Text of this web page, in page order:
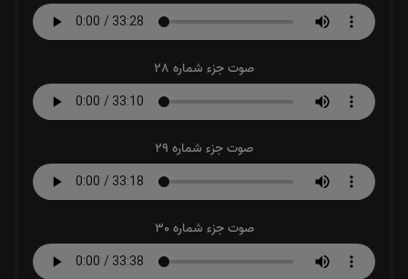
صوت جزء شماره 28
صوت جزء شماره 29
صوت جزء شماره 30